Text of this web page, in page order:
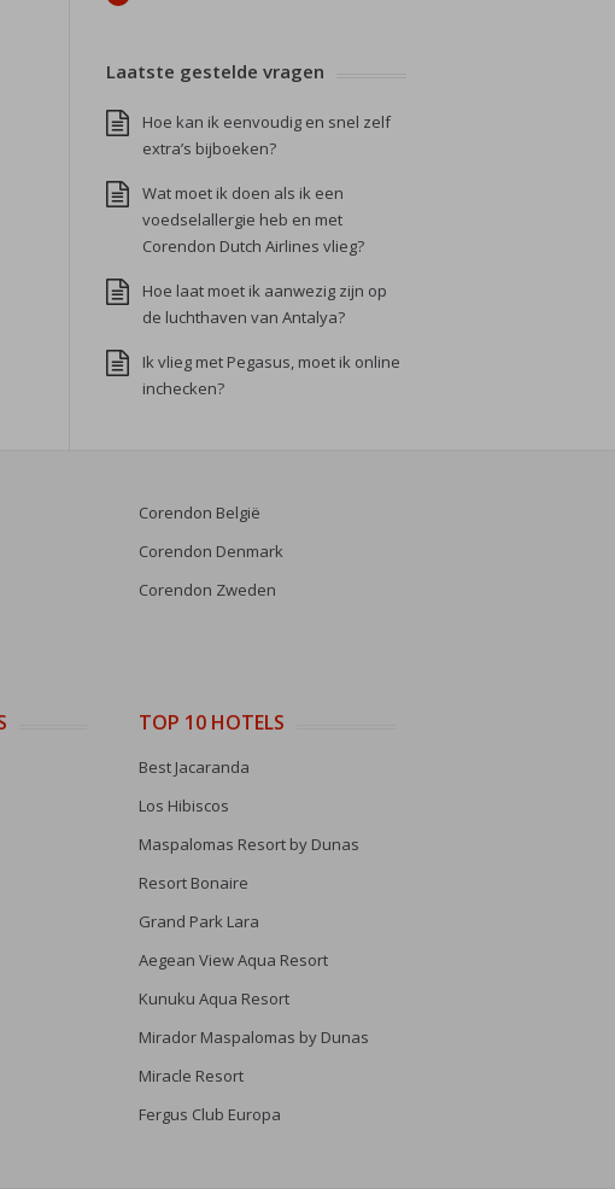
Laatste gestelde vragen
Hoe kan ik eenvoudig en snel zelf
extra’s bijboeken?
Wat moet ik doen als ik een
voedselallergie heb en met
Corendon Dutch Airlines vlieg?
Hoe laat moet ik aanwezig zijn op
de luchthaven van Antalya?
Ik vlieg met Pegasus, moet ik online
inchecken?
Corendon België
Corendon Denmark
Corendon Zweden
TOP 10 HOTELS
Best Jacaranda
Los Hibiscos
Maspalomas Resort by Dunas
Resort Bonaire
Grand Park Lara
Aegean View Aqua Resort
Kunuku Aqua Resort
Mirador Maspalomas by Dunas
Miracle Resort
Fergus Club Europa